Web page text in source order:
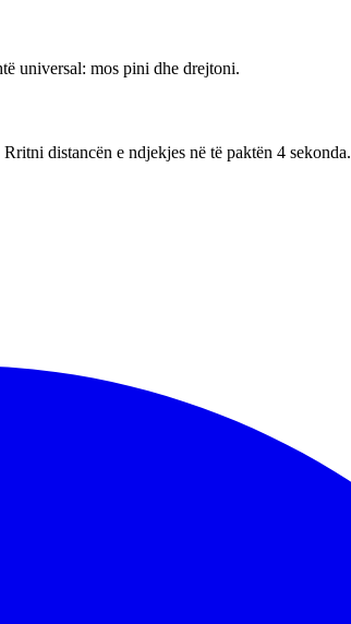
universal: mos pini dhe drejtoni.
distancën e ndjekjes në të paktën 4 sekonda.